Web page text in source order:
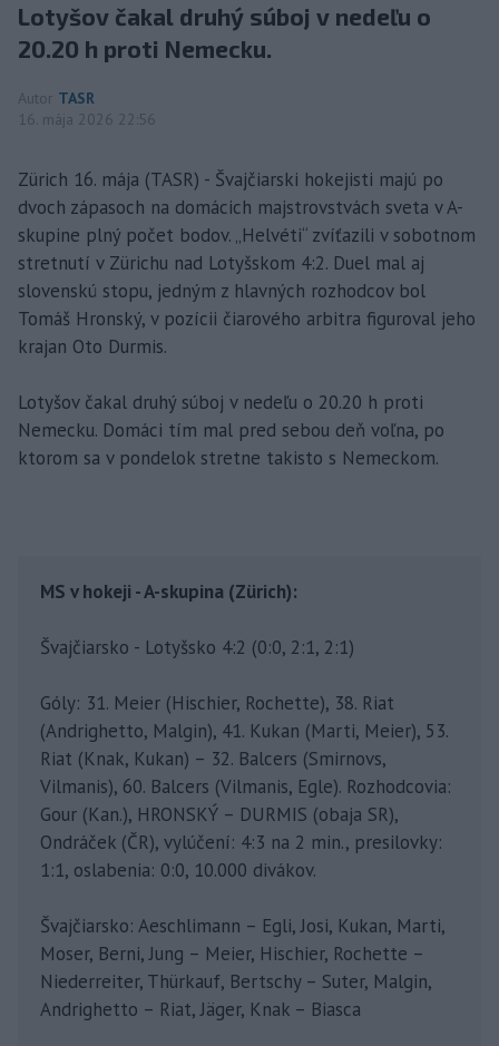
Lotyšov čakal druhý súboj v nedeľu o
20.20 h proti Nemecku.
Autor TASR
16. mája 2026 22:56
Zürich 16. mája (TASR) - Švajčiarski hokejisti majú po
dvoch zápasoch na domácich majstrovstvách sveta v A-
skupine plný počet bodov. „Helvéti“ zvíťazili v sobotnom
stretnutí v Zürichu nad Lotyšskom 4:2. Duel mal aj
slovenskú stopu, jedným z hlavných rozhodcov bol
Tomáš Hronský, v pozícii čiarového arbitra figuroval jeho
krajan Oto Durmis.
Lotyšov čakal druhý súboj v nedeľu o 20.20 h proti
Nemecku. Domáci tím mal pred sebou deň voľna, po
ktorom sa v pondelok stretne takisto s Nemeckom.
MS v hokeji - A-skupina (Zürich):
Švajčiarsko - Lotyšsko 4:2 (0:0, 2:1, 2:1)
Góly: 31. Meier (Hischier, Rochette), 38. Riat
(Andrighetto, Malgin), 41. Kukan (Marti, Meier), 53.
Riat (Knak, Kukan) – 32. Balcers (Smirnovs,
Vilmanis), 60. Balcers (Vilmanis, Egle). Rozhodcovia:
Gour (Kan.), HRONSKÝ – DURMIS (obaja SR),
Ondráček (ČR), vylúčení: 4:3 na 2 min., presilovky:
1:1, oslabenia: 0:0, 10.000 divákov.
Švajčiarsko: Aeschlimann – Egli, Josi, Kukan, Marti,
Moser, Berni, Jung – Meier, Hischier, Rochette –
Niederreiter, Thürkauf, Bertschy – Suter, Malgin,
Andrighetto – Riat, Jäger, Knak – Biasca